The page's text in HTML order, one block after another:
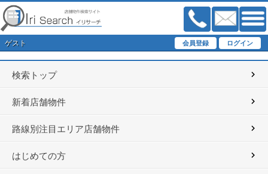
ゲスト
検索トップ
新着店舗物件
路線別注目エリア店舗物件
はじめての方